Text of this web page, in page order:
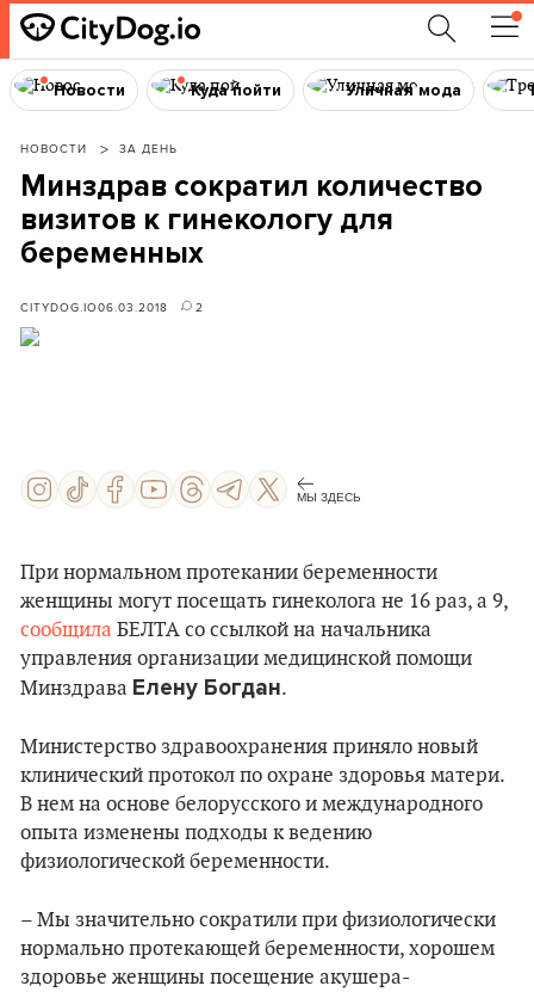
Новости Куда пойти Уличная мода
НОВОСТИ ЗА ДЕНЬ
Минздрав сократил количество
визитов к гинекологу для
беременных
CITYDOG.IO06.03.2018 2
МЫ ЗДЕСЬ
При нормальном протекании беременности
женщины могут посещать гинеколога не 16 раз, а 9,
сообщила БЕЛТА со ссылкой на начальника
управления организации медицинской помощи
Минздрава Елену Богдан.
Министерство здравоохранения приняло новый
клинический протокол по охране здоровья матери.
В нем на основе белорусского и международного
опыта изменены подходы к ведению
физиологической беременности.
– Мы значительно сократили при физиологически
нормально протекающей беременности, хорошем
здоровье женщины посещение акушера-